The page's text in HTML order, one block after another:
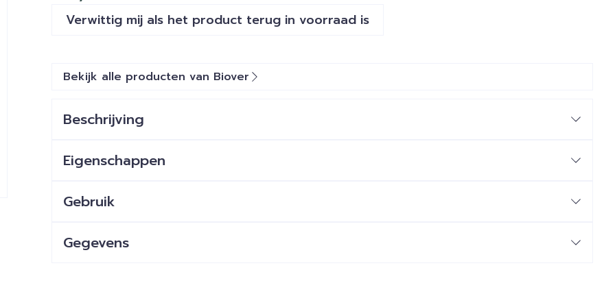
Verwittig mij als het product terug in voorraad is
Bekijk alle producten van Biover
Beschrijving
Eigenschappen
Gebruik
Gegevens